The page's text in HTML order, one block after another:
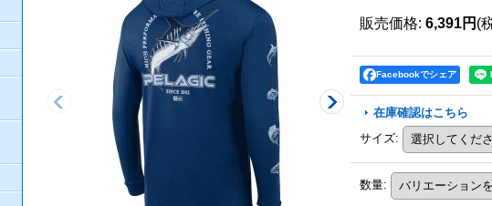
販売価格: 6,391円 (
Facebookでシェア
在庫確認はこちら
サイズ:
数量: